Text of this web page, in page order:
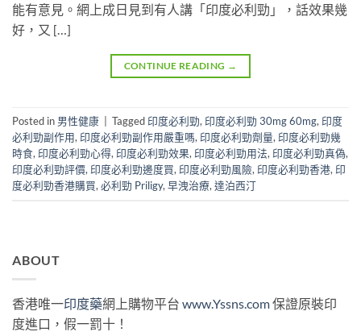
能有意見。網上成日見到有人講「印度必利勁」，話效果幾
好，又 […]
CONTINUE READING →
Posted in 男性健康 Tagged 印度必利勁, 印度必利勁 30mg 60mg, 印度
必利勁副作用, 印度必利勁副作用嚴重嗎, 印度必利勁劑量, 印度必利勁幾
時食, 印度必利勁心得, 印度必利勁效果, 印度必利勁用法, 印度必利勁真偽,
印度必利勁評價, 印度必利勁邊度買, 印度必利勁風險, 印度必利勁香港, 印
度必利勁香港購買, 必利勁 Priligy, 早洩治療, 達泊西汀
ABOUT
香港唯一印度藥網上購物平台 www.Yssns.com保證原裝印
度進口，假一罰十！